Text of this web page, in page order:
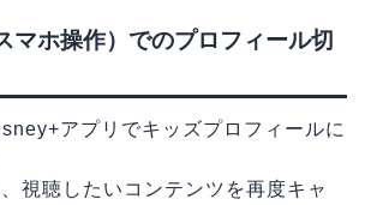
マホ操作）でのプロフィール切
アプリでキッズプロフィールに
視聴したいコンテンツを再度キャ